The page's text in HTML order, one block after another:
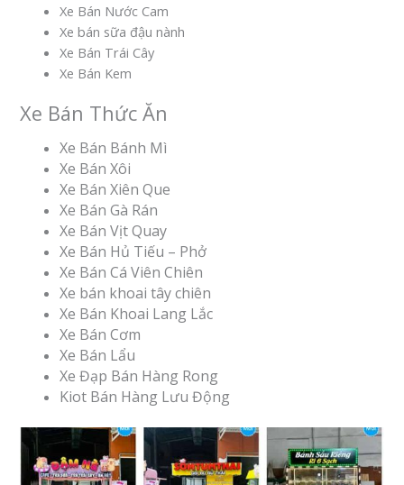
Xe Bán Nước Cam
Xe bán sữa đậu nành
Xe Bán Trái Cây
Xe Bán Kem
Xe Bán Thức Ăn
Xe Bán Bánh Mì
Xe Bán Xôi
Xe Bán Xiên Que
Xe Bán Gà Rán
Xe Bán Vịt Quay
Xe Bán Hủ Tiếu – Phở
Xe Bán Cá Viên Chiên
Xe bán khoai tây chiên
Xe Bán Khoai Lang Lắc
Xe Bán Cơm
Xe Bán Lẩu
Xe Đạp Bán Hàng Rong
Kiot Bán Hàng Lưu Động